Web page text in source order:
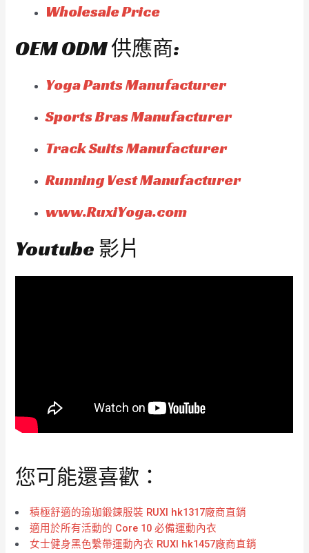
Wholesale Price
OEM ODM 供應商:
Yoga Pants Manufacturer
Sports Bras Manufacturer
Track Suits Manufacturer
Running Vest Manufacturer
www.RuxiYoga.com
Youtube 影片
您可能還喜歡：
積極舒適的瑜珈鍛鍊服裝 RUXI hk1317廠商直銷
適用於所有活動的 Core 10 必備運動內衣
女士健身黑色繫帶運動內衣 RUXI hk1457廠商直銷